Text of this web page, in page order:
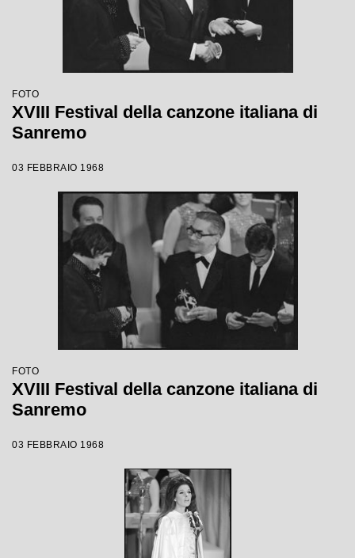
FOTO
XVIII Festival della canzone italiana di
Sanremo
03 FEBBRAIO 1968
FOTO
XVIII Festival della canzone italiana di
Sanremo
03 FEBBRAIO 1968